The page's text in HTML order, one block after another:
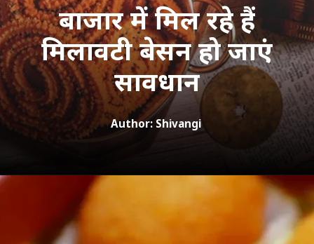
बाजार में मिल रहे हैं
मिलावटी बेसन हो जाएं
सावधान
Author: Shivangi